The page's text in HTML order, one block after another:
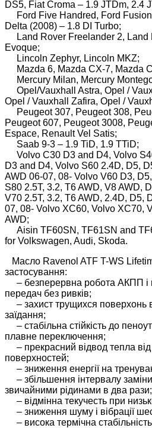
DS5, Fiat Croma – 1.9 JTDm, 2.4
Ford Five Handred, Ford
Delta (2008) – 1.8 DI Turbo;
Land Rover Freelander 2, Land
Evoque;
Lincoln Zephyr, Lincoln MKZ;
Mazda 6, Mazda CX-7, Mazda
Mercury Milan, Mercury
Opel/Vauxhall Astra, Opel /
Opel / Vauxhall Zafira, Opel /
Peugeot 307, Peugeot 308,
Peugeot 607, Peugeot 3008,
Espace, Renault Vel Satis;
Saab 9-3 – 1.9 TiD, 1.9 TTiD;
Volvo C30 D3 and D4, Volvo
D3 and D4, Volvo S60 2.4D, D5,
AWD 06-07, 08- Volvo V60 D3,
S80 2.5T, 3.2, T6 AWD, V8 AWD,
V70 2.5T, 3.2, T6 AWD, 2.4D, D5,
07, 08- Volvo XC60, Volvo XC70,
AWD;
Aisin TF60SN, TF61SN and
for Volkswagen, Audi, Skoda.
Масло Ravenol ATF T-WS
застосування:
– безперервна робота АКПП і
передач без ривків;
– захист трущихся поверхонь
заїдання;
– стабільна стійкість до
плавне переключення;
– прекрасний відвод тепла
поверхностей;
– зниження енергії на
– збільшення інтервалу заміни
звичайними рідинами в два рази;
– відмінна текучесть при
– зниження шуму і вібрації
– висока термічна